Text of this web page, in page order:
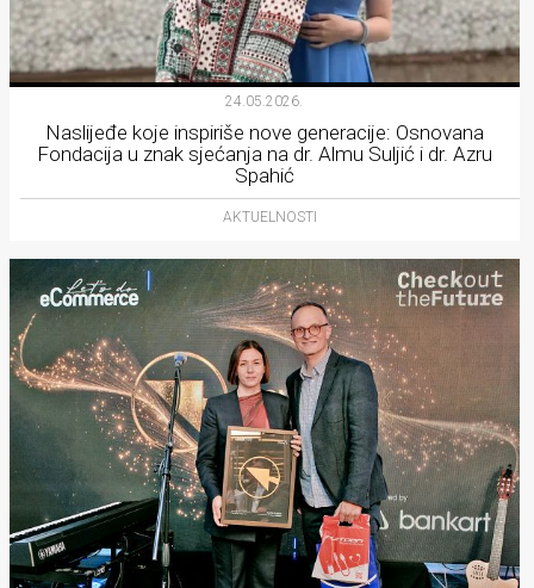
24.05.2026.
Naslijeđe koje inspiriše nove generacije: Osnovana
Fondacija u znak sjećanja na dr. Almu Suljić i dr. Azru
Spahić
AKTUELNOSTI